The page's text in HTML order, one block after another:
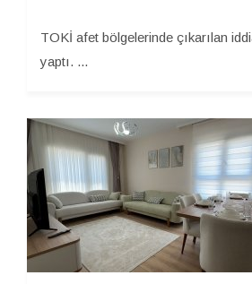
TOKİ afet bölgelerinde çıkarılan
yaptı. ...